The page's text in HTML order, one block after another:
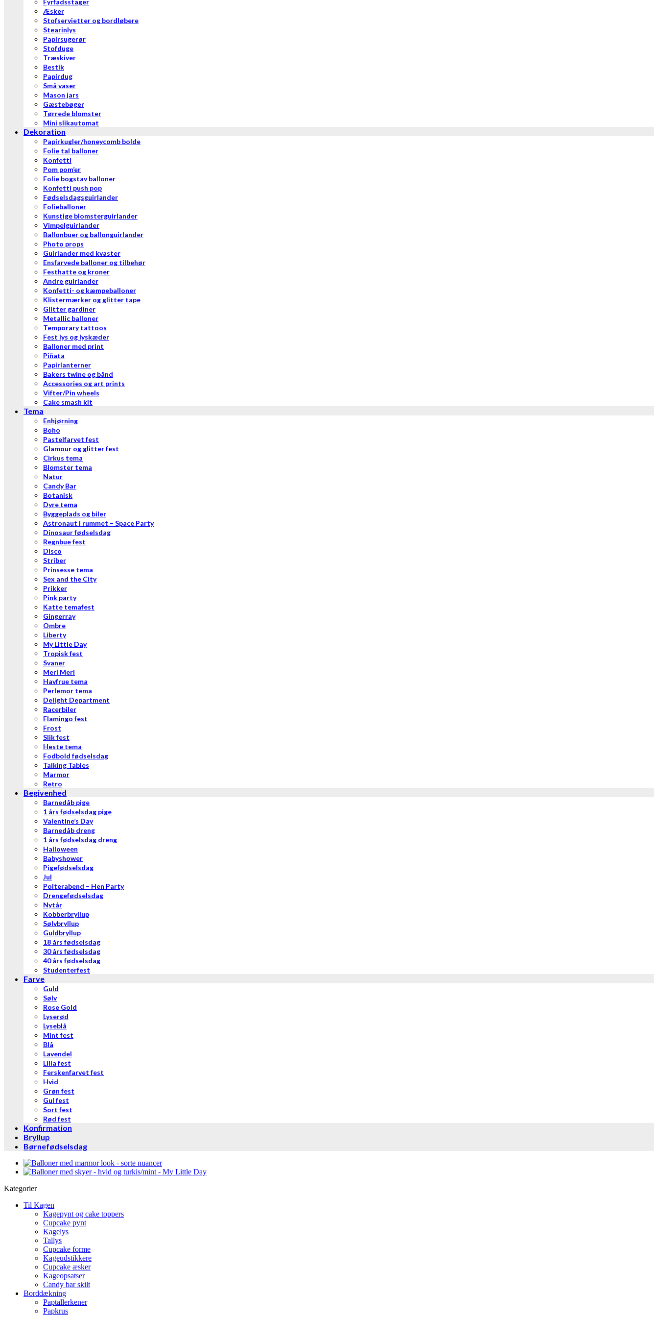
Fyrfadsstager
Æsker
Stofservietter og bordløbere
Stearinlys
Papirsugerør
Stofduge
Træskiver
Bestik
Papirdug
Små vaser
Mason jars
Gæstebøger
Tørrede blomster
Mini slikautomat
Dekoration
Papirkugler/honeycomb bolde
Folie tal balloner
Konfetti
Pom pom’er
Folie bogstav balloner
Konfetti push pop
Fødselsdagsguirlander
Folieballoner
Kunstige blomsterguirlander
Vimpelguirlander
Ballonbuer og ballonguirlander
Photo props
Guirlander med kvaster
Ensfarvede balloner og tilbehør
Festhatte og kroner
Andre guirlander
Konfetti- og kæmpeballoner
Klistermærker og glitter tape
Glitter gardiner
Metallic balloner
Temporary tattoos
Fest lys og lyskæder
Balloner med print
Piñata
Papirlanterner
Bakers twine og bånd
Accessories og art prints
Vifter/Pin wheels
Cake smash kit
Tema
Enhjørning
Boho
Pastelfarvet fest
Glamour og glitter fest
Cirkus tema
Blomster tema
Natur
Candy Bar
Botanisk
Dyre tema
Byggeplads og biler
Astronaut i rummet – Space Party
Dinosaur fødselsdag
Regnbue fest
Disco
Striber
Prinsesse tema
Sex and the City
Prikker
Pink party
Katte temafest
Gingerray
Ombre
Liberty
My Little Day
Tropisk fest
Svaner
Meri Meri
Havfrue tema
Perlemor tema
Delight Department
Racerbiler
Flamingo fest
Frost
Slik fest
Heste tema
Fodbold fødselsdag
Talking Tables
Marmor
Retro
Begivenhed
Barnedåb pige
1 års fødselsdag pige
Valentine’s Day
Barnedåb dreng
1 års fødselsdag dreng
Halloween
Babyshower
Pigefødselsdag
Jul
Polterabend – Hen Party
Drengefødselsdag
Nytår
Kobberbryllup
Sølvbryllup
Guldbryllup
18 års fødselsdag
30 års fødselsdag
40 års fødselsdag
Studenterfest
Farve
Guld
Sølv
Rose Gold
Lyserød
Lyseblå
Mint fest
Blå
Lavendel
Lilla fest
Ferskenfarvet fest
Hvid
Grøn fest
Gul fest
Sort fest
Rød fest
Konfirmation
Bryllup
Børnefødselsdag
Kategorier
Til Kagen
Kagepynt og cake toppers
Cupcake pynt
Kagelys
Tallys
Cupcake forme
Kageudstikkere
Cupcake æsker
Kageopsatser
Candy bar skilt
Borddækning
Paptallerkener
Papkrus